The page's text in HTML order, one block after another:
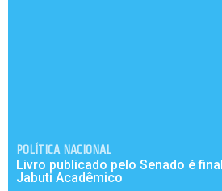
POLÍTICA NACIONAL
Livro publicado pelo Senado é
Jabuti Acadêmico